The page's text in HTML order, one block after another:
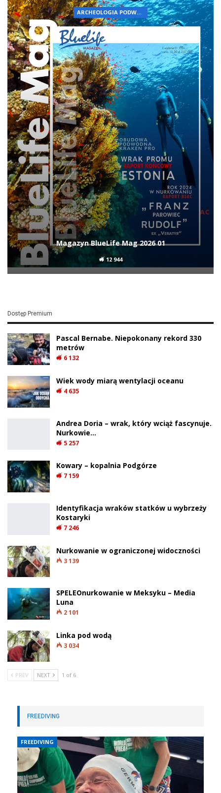
ARCHEOLOGIA PODWODNA
Magazyn BlueLife Mag 2026 01
12 944
Dostęp Premium
Pascal Bernabe. Niepokonany rekord 330
metrów
6 132
Wiek wody miarą wentylacji oceanu
4 635
Andrea Doria – wrak, który wciąż fascynuje.
Nurkowie…
5 257
Kowary – kopalnia Podgórze
7 159
Identyfikacja wraków statków u wybrzeży
Kostaryki
7 246
Nurkowanie w ograniczonej widoczności
3 139
SPELEOnurkowanie w Meksyku – Media
Luna
2 101
Linka pod wodą
3 034
PREV NEXT 1 of 6
FREEDIVING
FREEDIVING